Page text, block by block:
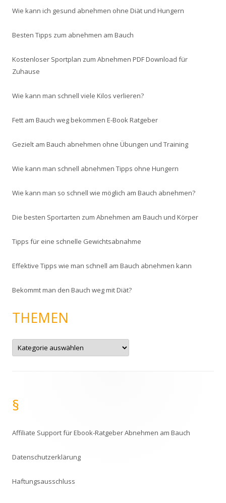
Wie kann ich gesund abnehmen ohne Diät und Hungern
Besten Tipps zum abnehmen am Bauch
Kostenloser Sportplan zum Abnehmen PDF Download für
Zuhause
Wie kann man schnell viele Kilos verlieren?
Fett am Bauch weg bekommen E-Book Ratgeber
Gezielt am Bauch abnehmen ohne Übungen und Training
Wie kann man schnell abnehmen Tipps ohne Hungern
Wie kann man so schnell wie möglich am Bauch abnehmen?
Die besten Sportarten zum Abnehmen am Bauch und Körper
Tipps für eine schnelle Gewichtsabnahme
Effektive Tipps wie man schnell am Bauch abnehmen kann
Bekommt man den Bauch weg mit Diät?
THEMEN
T
e
§
Affiliate Support für Ebook-Ratgeber Abnehmen am Bauch
Datenschutzerklärung
Haftungsausschluss